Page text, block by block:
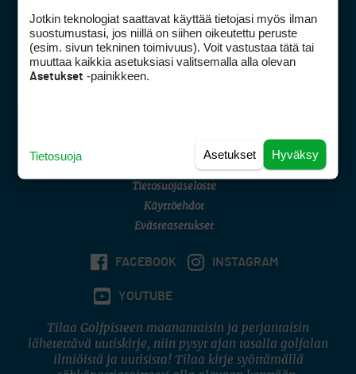
Golfpisteen yhteystiedot
DSA avoimuusraportti
Asiakaspalvelu
(digi) digi@otavamedia.fi
Tietosuojaseloste
Käyttöehdot
Evästeasetukset
FACEBOOK INSTAGRAM
YOUTUBE
Tilaa Golfpisteen maanantaisin ja perjantaisin
lähetettävä uutiskirje, niin pysyt ajan tasalla golfalan
ilmiöistä ja uutisista! Tilaa kirje syöttämällä
Jotkin teknologiat saattavat käyttää tietojasi myös ilman
suostumustasi, jos niillä on siihen oikeutettu peruste
(esim. sivun tekninen toimivuus). Voit vastustaa tätä tai
muuttaa kaikkia asetuksiasi valitsemalla alla olevan
Asetukset -painikkeen.
Hyväksy
Asetukset
Tietosuoja